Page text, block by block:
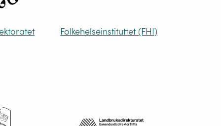
Folkehelseinstituttet (FHI)